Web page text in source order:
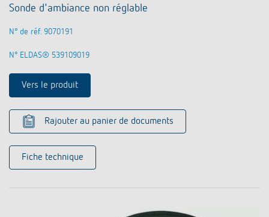
Sonde d'ambiance non réglable
N° de réf. 9070191
N° ELDAS® 539109019
Vers le produit
Rajouter au panier de documents
Fiche technique